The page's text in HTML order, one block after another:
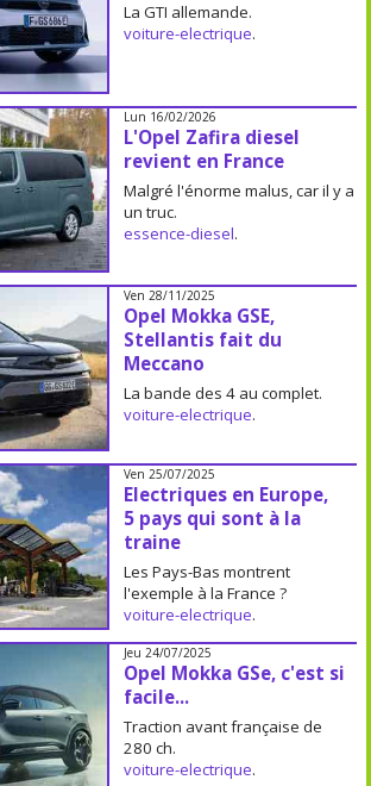
La GTI allemande.
voiture-electrique.
Lun 16/02/2026
L'Opel Zafira diesel
revient en France
Malgré l'énorme malus, car il y a
un truc.
essence-diesel.
Ven 28/11/2025
Opel Mokka GSE,
Stellantis fait du
Meccano
La bande des 4 au complet.
voiture-electrique.
Ven 25/07/2025
Electriques en Europe,
5 pays qui sont à la
traine
Les Pays-Bas montrent
l'exemple à la France ?
voiture-electrique.
Jeu 24/07/2025
Opel Mokka GSe, c'est si
facile...
Traction avant française de
280 ch.
voiture-electrique.